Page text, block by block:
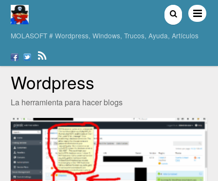
MOLASOFT # Wordpress, Windows, Trucos, Ayuda, Artículos
Wordpress
La herramienta para hacer blogs